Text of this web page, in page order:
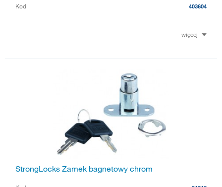
Kod 403604
więcej
StrongLocks Zamek bagnetowy chrom